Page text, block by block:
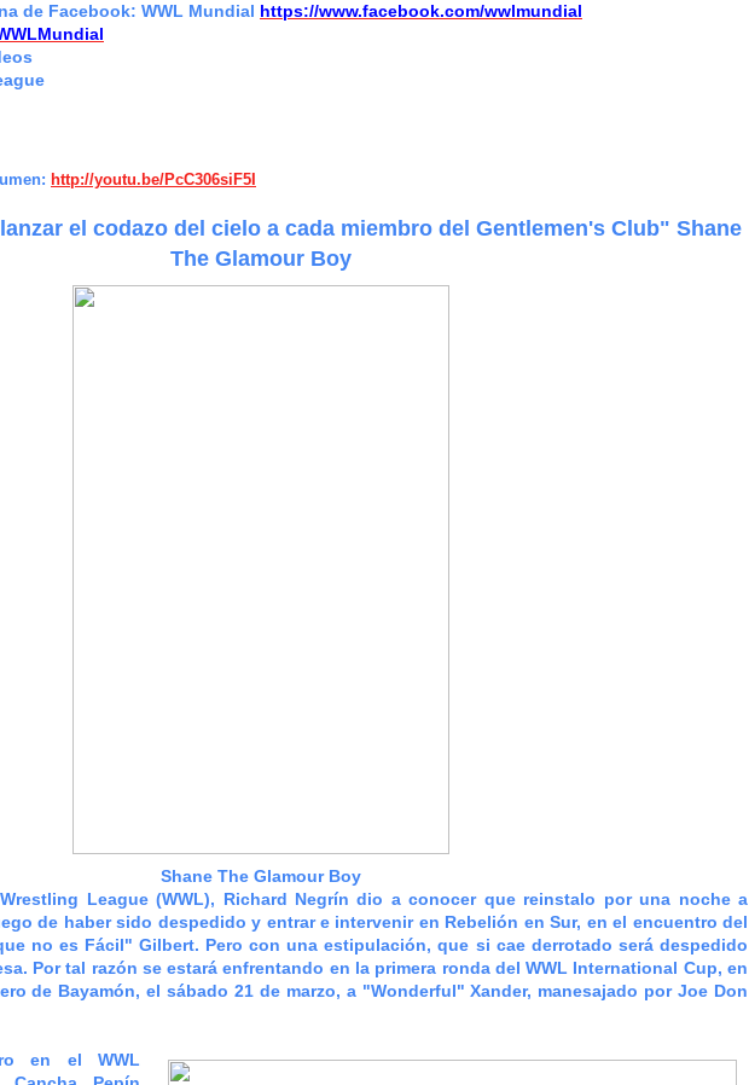
de Facebook: WWL Mundial https://www.facebook.com/wwlmundial
: http://youtu.be/PcC306siF5I
el codazo del cielo a cada miembro del Gentlemen's Club" Shane
The Glamour Boy
Shane The Glamour Boy
League (WWL), Richard Negrín dio a conocer que reinstalo por una noche a
de haber sido despedido y entrar e intervenir en Rebelión en Sur, en el encuentro del
no es Fácil" Gilbert. Pero con una estipulación, que si cae derrotado será despedido
Por tal razón se estará enfrentando en la primera ronda del WWL International Cup, en
de Bayamón, el sábado 21 de marzo, a "Wonderful" Xander, manesajado por Joe Don
en el WWL